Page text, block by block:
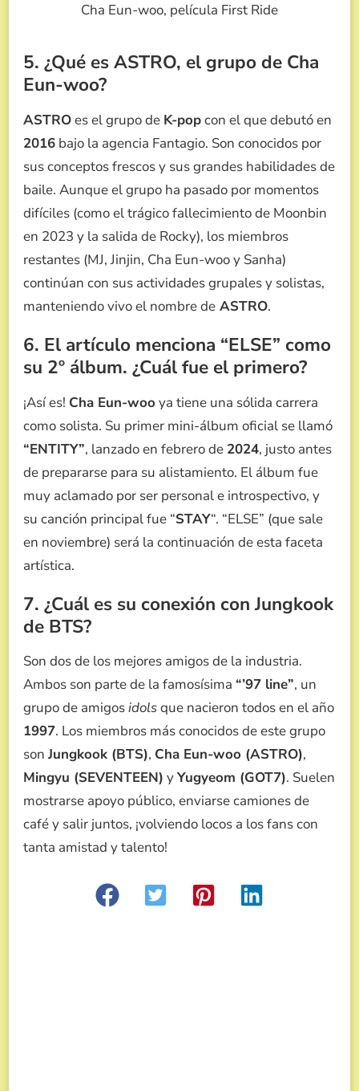
Cha Eun-woo, película First Ride
5. ¿Qué es ASTRO, el grupo de Cha
Eun-woo?
ASTROes el grupo de K-popcon el que debutó en
2016 bajo la agencia Fantagio. Son conocidos por
sus conceptos frescos y sus grandes habilidades de
baile. Aunque el grupo ha pasado por momentos
difíciles (como el trágico fallecimiento de Moonbin
en 2023 y la salida de Rocky), los miembros
restantes (MJ, Jinjin, Cha Eun-woo y Sanha)
continúan con sus actividades grupales y solistas,
manteniendo vivo el nombre de ASTRO.
6. El artículo menciona “ELSE” como
su 2º álbum. ¿Cuál fue el primero?
¡Así es! Cha Eun-woo ya tiene una sólida carrera
como solista. Su primer mini-álbum oficial se llamó
“ENTITY”, lanzado en febrero de 2024, justo antes
de prepararse para su alistamiento. El álbum fue
muy aclamado por ser personal e introspectivo, y
su canción principal fue “STAY“. “ELSE” (que sale
en noviembre) será la continuación de esta faceta
artística.
7. ¿Cuál es su conexión con Jungkook
de BTS?
Son dos de los mejores amigos de la industria.
Ambos son parte de la famosísima “’97 line”, un
grupo de amigosidolsque nacieron todos en el año
1997. Los miembros más conocidos de este grupo
son Jungkook (BTS), Cha Eun-woo (ASTRO),
Mingyu (SEVENTEEN) yYugyeom (GOT7). Suelen
mostrarse apoyo público, enviarse camiones de
café y salir juntos, ¡volviendo locos a los fans con
tanta amistad y talento!